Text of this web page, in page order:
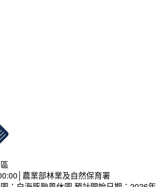
農業部林業及自然保育署